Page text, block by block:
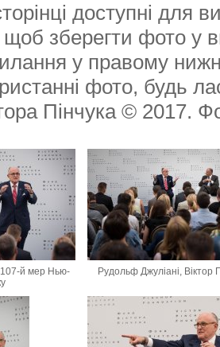
доступні для
зберегти фото у
у правому
фото, будь
Пінчука © 2017.
107-й мер Нью-
Рудольф Джуліані, Віктор